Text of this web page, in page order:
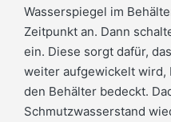
Wasserspiegel im
Zeitpunkt an. Dann
ein. Diese sorgt dafür,
weiter aufgewickelt wird,
den Behälter bedeckt.
Schmutzwasserstand